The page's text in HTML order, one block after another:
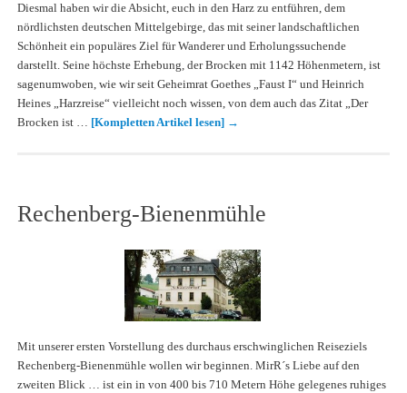
Diesmal haben wir die Absicht, euch in den Harz zu entführen, dem
nördlichsten deutschen Mittelgebirge, das mit seiner landschaftlichen
Schönheit ein populäres Ziel für Wanderer und Erholungssuchende
darstellt. Seine höchste Erhebung, der Brocken mit 1142 Höhenmetern, ist
sagenumwoben, wie wir seit Geheimrat Goethes „Faust I“ und Heinrich
Heines „Harzreise“ vielleicht noch wissen, von dem auch das Zitat „Der
Brocken ist … [Kompletten Artikel lesen] →
Rechenberg-Bienenmühle
Mit unserer ersten Vorstellung des durchaus erschwinglichen Reiseziels
Rechenberg-Bienenmühle wollen wir beginnen. MirR´s Liebe auf den
zweiten Blick … ist ein in von 400 bis 710 Metern Höhe gelegenes ruhiges